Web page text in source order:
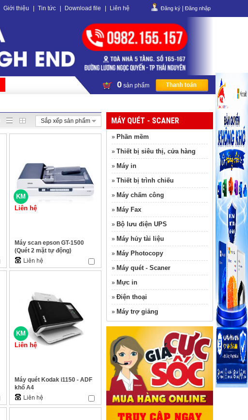
Giới thiệu Tin tức Download file Liên hệ Đăng ký Đăng nhập
0 sản phẩm
Sắp xếp sản phẩm
KM
Liên hệ
Máy scan epson GT-1500
(Quét 2 mặt tự động)
KM
Liên hệ
Máy quét Kodak i1150 - ADF
khổ A4
MÁY QUÉT - SCANER
» Phần mềm
» Thiết bị siêu thị, cửa hàng
» Máy in
» Thiết bị trình chiếu
» Máy chấm công
» Máy Fax
» Bộ lưu điện UPS
» Máy hủy tài liệu
» Máy Photocopy
» Máy quét - Scaner
» Mực in
» Điện thoại
» Máy trợ giảng